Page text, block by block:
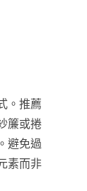
。推薦
簾或捲
避免過
素而非